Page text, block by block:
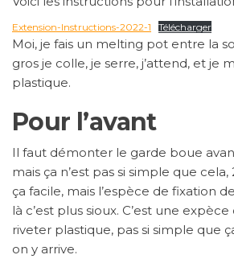
Extension-Instructions-2022-1 Télécharger
Moi, je fais un melting pot entre la
gros je colle, je serre, j’attend, et je
plastique.
Pour l’avant
Il faut démonter le garde boue
mais ça n’est pas si simple que cela,
ça facile, mais l’espèce de fixation
là c’est plus sioux. C’est une
riveter plastique, pas si simple que
on y arrive.